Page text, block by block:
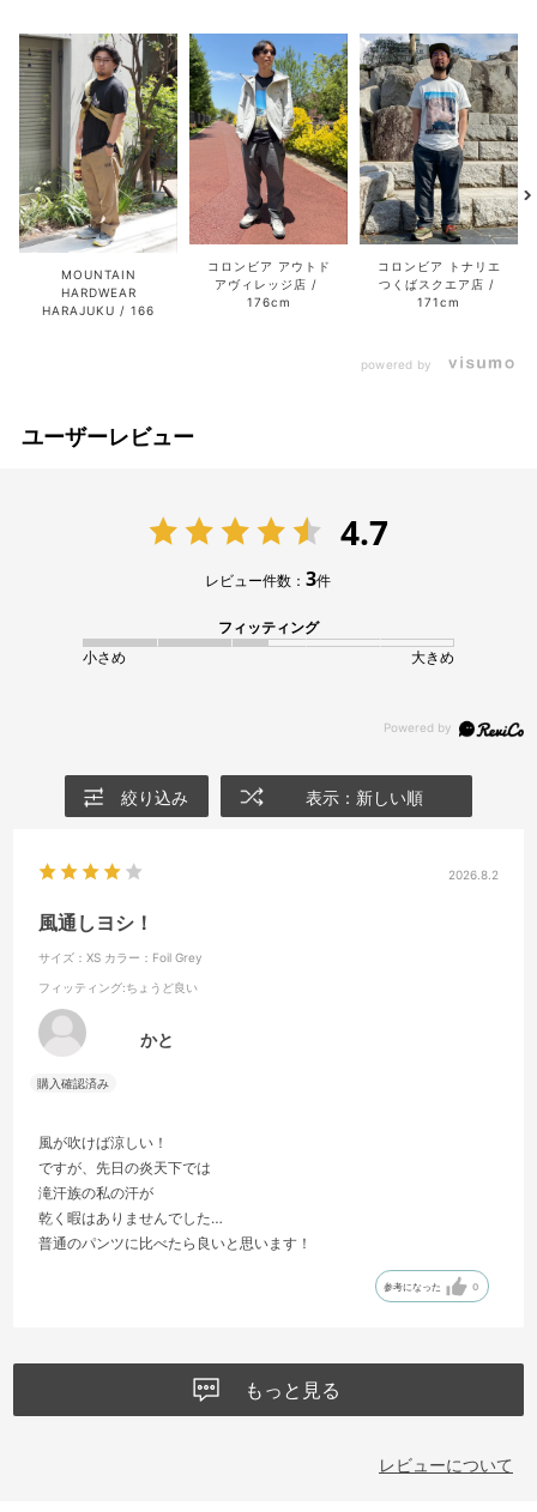
MOUNTAIN
HARDWEAR
HARAJUKU
166
コロンビア アウトド
アヴィレッジ店
176cm
コロンビア トナリエ
つくばスクエア店
171cm
powered by
ユーザーレビュー
4.7
レビュー件数：3件
フィッティング
小さめ
大きめ
絞り込み 表示：新しい順
2026.8.2
風通しヨシ！
サイズ：XS カラー：Foil Grey
フィッティング:ちょうど良い
かと
風が吹けば涼しい！
ですが、先日の炎天下では
滝汗族の私の汗が
乾く暇はありませんでした…
普通のパンツに比べたら良いと思います！
参考になった 0
もっと見る
レビューについて